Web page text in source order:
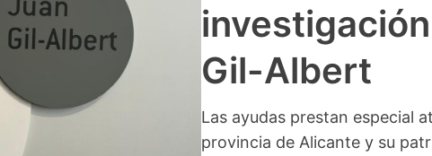
Gil-Albert
Las ayudas prestan especial
provincia de Alicante y su